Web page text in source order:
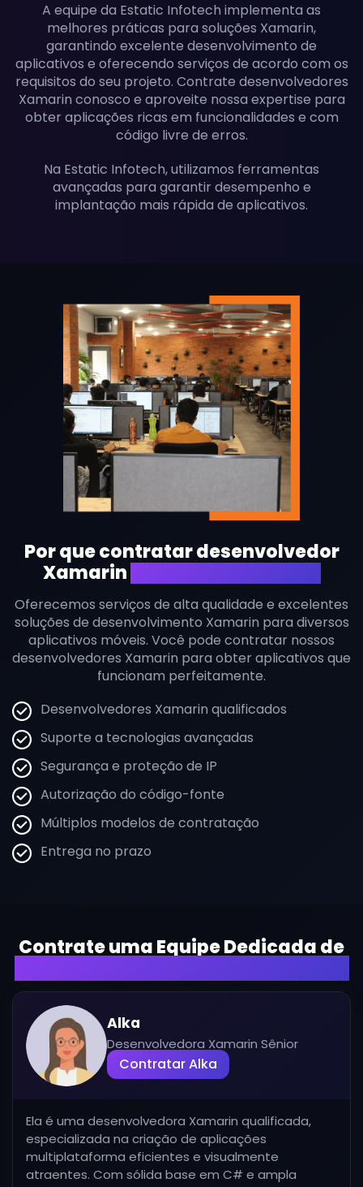
A equipe da Estatic Infotech implementa as
melhores práticas para soluções Xamarin,
garantindo excelente desenvolvimento de
aplicativos e oferecendo serviços de acordo com os
requisitos do seu projeto. Contrate desenvolvedores
Xamarin conosco e aproveite nossa expertise para
obter aplicações ricas em funcionalidades e com
código livre de erros.
Na Estatic Infotech, utilizamos ferramentas
avançadas para garantir desempenho e
implantação mais rápida de aplicativos.
Por que contratar desenvolvedor
Xamarin
Oferecemos serviços de alta qualidade e excelentes
soluções de desenvolvimento Xamarin para diversos
aplicativos móveis. Você pode contratar nossos
desenvolvedores Xamarin para obter aplicativos que
funcionam perfeitamente.
Desenvolvedores Xamarin qualificados
Suporte a tecnologias avançadas
Segurança e proteção de IP
Autorização do código-fonte
Múltiplos modelos de contratação
Entrega no prazo
Contrate uma Equipe Dedicada de
Alka
Desenvolvedora Xamarin Sênior
Contratar Alka
Ela é uma desenvolvedora Xamarin qualificada,
especializada na criação de aplicações
multiplataforma eficientes e visualmente
atraentes. Com sólida base em C# e ampla